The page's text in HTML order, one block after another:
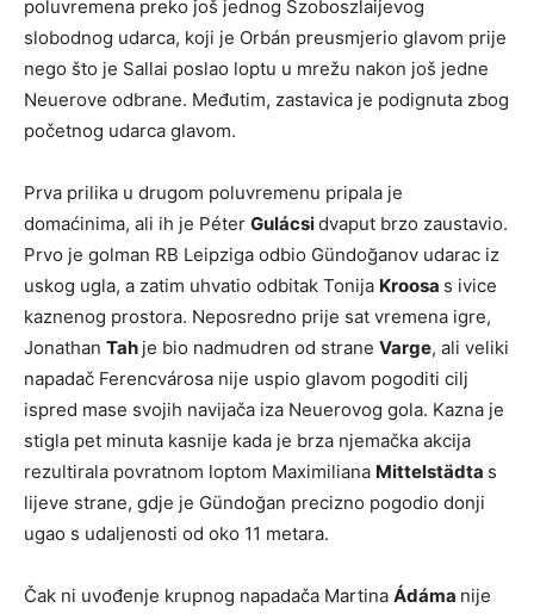
poluvremena preko još jednog Szoboszlaijevog
slobodnog udarca, koji je Orbán preusmjerio glavom prije
nego što je Sallai poslao loptu u mrežu nakon još jedne
Neuerove odbrane. Međutim, zastavica je podignuta zbog
početnog udarca glavom.
Prva prilika u drugom poluvremenu pripala je
domaćinima, ali ih je Péter Gulácsidvaput brzo zaustavio.
Prvo je golman RB Leipziga odbio Gündoğanov udarac iz
uskog ugla, a zatim uhvatio odbitak Tonija Kroosa s ivice
kaznenog prostora. Neposredno prije sat vremena igre,
Jonathan Tah je bio nadmudren od strane Varge, ali veliki
napadač Ferencvárosa nije uspio glavom pogoditi cilj
ispred mase svojih navijača iza Neuerovog gola. Kazna je
stigla pet minuta kasnije kada je brza njemačka akcija
rezultirala povratnom loptom Maximiliana Mittelstädta s
lijeve strane, gdje je Gündoğan precizno pogodio donji
ugao s udaljenosti od oko 11 metara.
Čak ni uvođenje krupnog napadača Martina Ádáma nije